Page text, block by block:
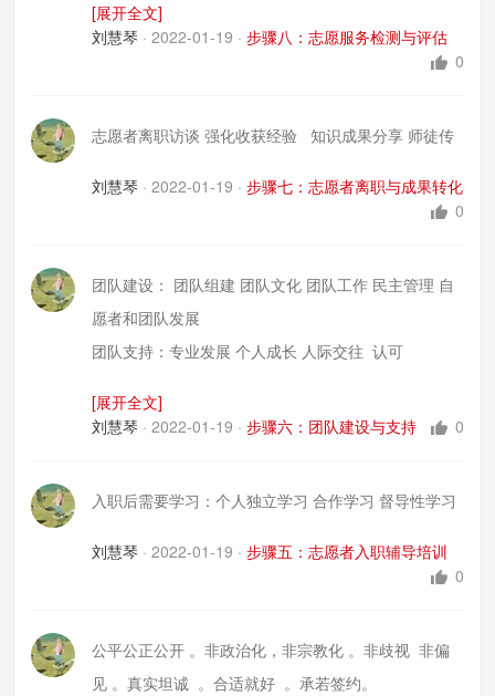
整理分析反应志愿者绩效的信息
计算自愿者贡献的经济价值=服务时间价值+服务成本
[展开全文]
刘慧琴 · 2022-01-19 · 步骤八：志愿服务检测与评估
0
志愿者离职访谈 强化收获经验 知识成果分享 师徒传
刘慧琴 · 2022-01-19 · 步骤七：志愿者离职与成果转化
0
团队建设： 团队组建 团队文化 团队工作 民主管理 自
愿者和团队发展
团队支持：专业发展 个人成长 人际交往 认可
[展开全文]
刘慧琴 · 2022-01-19 · 步骤六：团队建设与支持 0
入职后需要学习：个人独立学习 合作学习 督导性学习
刘慧琴 · 2022-01-19 · 步骤五：志愿者入职辅导培训
0
公平公正公开 。非政治化，非宗教化 。非歧视 非偏
见 。真实坦诚 。合适就好 。承若签约。